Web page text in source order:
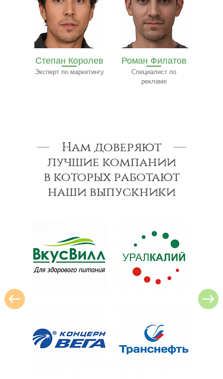
Роман Филатов
Специалист по
Павел
Трофимов
Эксперт-консультант
Нам доверяют
лучшие компании
в которых работают
наши выпускники